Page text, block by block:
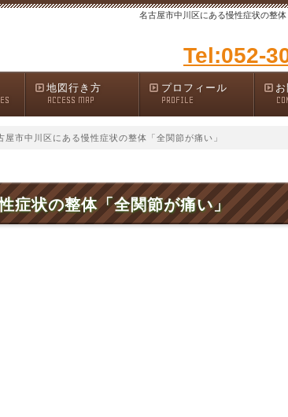
名古屋市中川区にある慢性症状の整体
Tel:052-
地図行き方
ACCESS MAP
プロフィール
PROFILE
屋市中川区にある慢性症状の整体「全関節が痛い」
症状の整体「全関節が痛い」